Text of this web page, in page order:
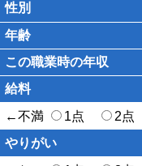
性別
年齢
この職業時の年収
給料
←不満
1点 2点
やりがい